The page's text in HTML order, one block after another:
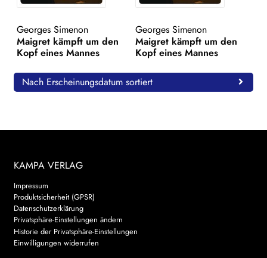
Georges Simenon
Maigret kämpft um den
Kopf eines Mannes
Georges Simenon
Maigret kämpft um den
Kopf eines Mannes
Nach Erscheinungsdatum sortiert
KAMPA VERLAG
Impressum
Produktsicherheit (GPSR)
Datenschutzerklärung
Privatsphäre-Einstellungen ändern
Historie der Privatsphäre-Einstellungen
Einwilligungen widerrufen